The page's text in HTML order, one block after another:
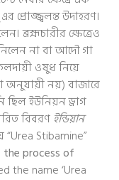
প্রোজ্জ্বলন্ত উদাহরণ।
ব্রহ্মচারীর ক্ষেত্রেও
না বা আদৌ গা
ওষুধ নিয়ে
অনুযায়ী নয়) বাজারে
ইউনিয়ন ড্রাগ
বিবরণ ইন্ডিয়ান
Stibamine”
the process of
the name ‘Urea